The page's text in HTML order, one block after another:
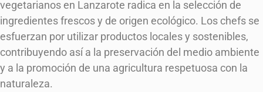
vegetarianos en Lanzarote radica en la selección de
ingredientes frescos y de origen ecológico. Los chefs se
esfuerzan por utilizar productos locales y sostenibles,
contribuyendo así a la preservación del medio ambiente
y a la promoción de una agricultura respetuosa con la
naturaleza.